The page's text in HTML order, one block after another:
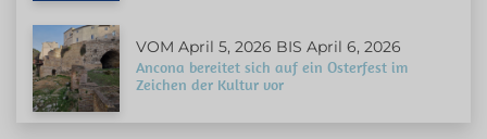
VOM April 5, 2026 BIS April 6, 2026
Ancona bereitet sich auf ein Osterfest im
Zeichen der Kultur vor